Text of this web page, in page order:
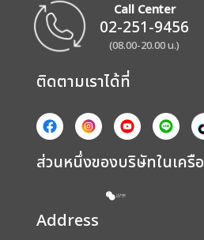
Call Center
02-251-9456
(08.00-20.00 น.)
ติดตามเราได้ที่
ส่วนหนึ่งของบริษัทในเครือ
Address